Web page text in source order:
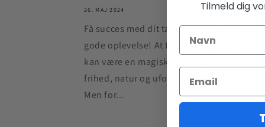
26. MAJ 2024
Få succes med dit tagtelt - guiden til den
gode oplevelse! At tage på tagtelt eventyr
kan være en magisk oplevelse, fyldt med
frihed, natur og uforglemmelige øjeblikke.
Men for...
Tilmeld dig